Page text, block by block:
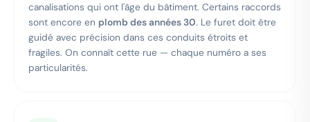
canalisations qui ont l'âge du bâtiment. Certains raccords
sont encore en plomb des années 30. Le furet doit être
guidé avec précision dans ces conduits étroits et
fragiles. On connaît cette rue — chaque numéro a ses
particularités.